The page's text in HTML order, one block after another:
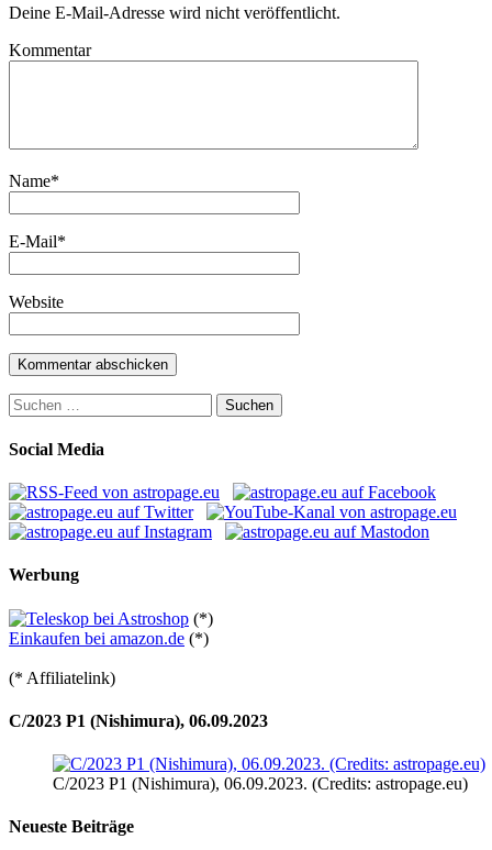
Deine E-Mail-Adresse wird nicht veröffentlicht.
Kommentar
Name*
E-Mail*
Website
Suchen
nach:
Social Media
Werbung
(*)
Einkaufen bei amazon.de (*)
(* Affiliatelink)
C/2023 P1 (Nishimura), 06.09.2023
C/2023 P1 (Nishimura), 06.09.2023. (Credits: astropage.eu)
Neueste Beiträge